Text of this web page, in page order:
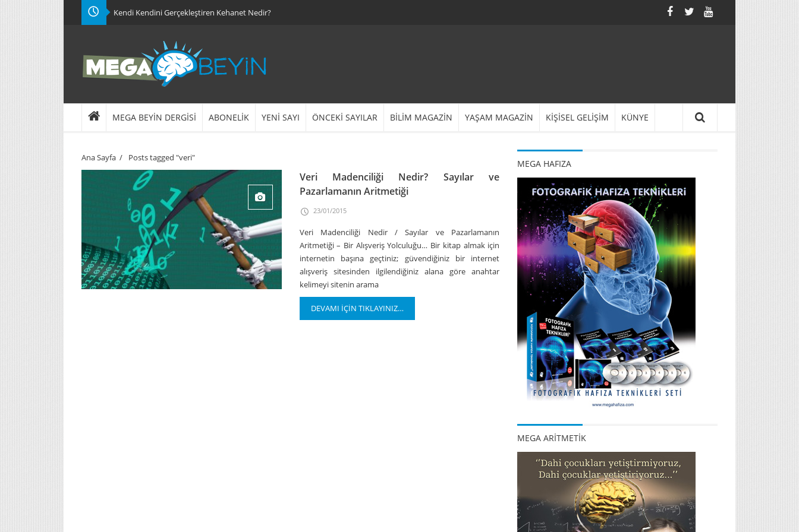
Kendi Kendini Gerçekleştiren Kehanet Nedir?
MEGA BEYİN DERGİSİ ABONELİK YENİ SAYI ÖNCEKİ SAYILAR BİLİM MAGAZİN YAŞAM MAGAZİN KİŞİSEL GELİŞİM KÜNYE
Ana Sayfa / Posts tagged "veri"
Veri Madenciliği Nedir? Sayılar ve
Pazarlamanın Aritmetiği
23/01/2015
Veri Madenciliği Nedir / Sayılar ve Pazarlamanın
Aritmetiği – Bir Alışveriş Yolculuğu… Bir kitap almak için
internetin başına geçtiniz; güvendiğiniz bir internet
alışveriş sitesinden ilgilendiğiniz alana göre anahtar
kelimeyi sitenin arama
DEVAMI İÇİN TIKLAYINIZ…
MEGA HAFIZA
MEGA ARİTMETİK